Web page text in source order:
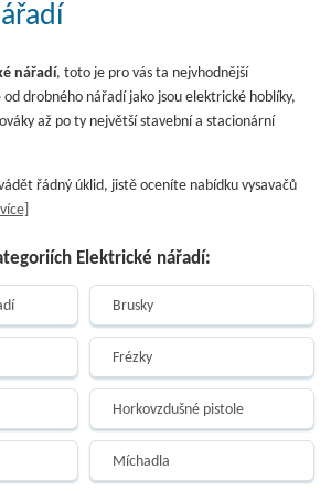
nářadí, toto je pro vás ta nejvhodnější
drobného nářadí jako jsou elektrické hoblíky,
až po ty největší stavební a stacionární
řádný úklid, jistě oceníte nabídku vysavačů
Elektrické nářadí:
Brusky
Frézky
Horkovzdušné pistole
Míchadla